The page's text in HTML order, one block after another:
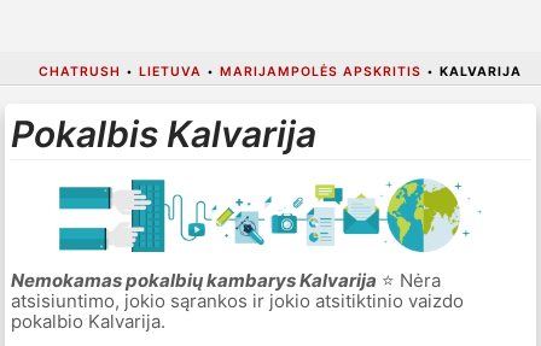
CHATRUSH • LIETUVA • MARIJAMPOLĖS APSKRITIS • KALVARIJA
Pokalbis Kalvarija
Nemokamas pokalbių kambarys Kalvarija ⭐ Nėra
atsisiuntimo, jokio sąrankos ir jokio atsitiktinio vaizdo
pokalbio Kalvarija.